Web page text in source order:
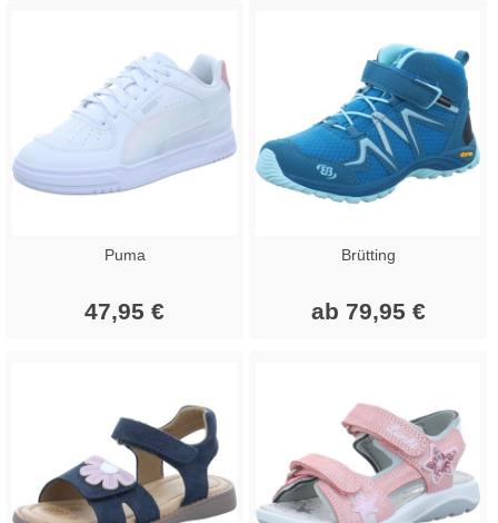
Puma
47,95 €
Brütting
ab 79,95 €